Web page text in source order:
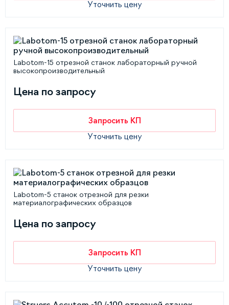
Уточнить цену
Labotom-15 отрезной станок лабораторный ручной
высокопроизводительный
Цена по запросу
Запросить КП
Уточнить цену
Labotom-5 станок отрезной для резки
материалографических образцов
Цена по запросу
Запросить КП
Уточнить цену